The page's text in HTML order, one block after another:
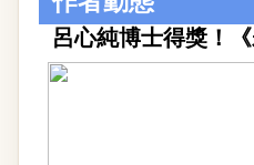
呂心純博士得獎！